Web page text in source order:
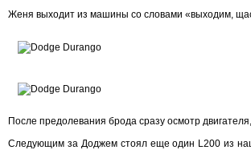
Женя выходит из машины со словами «выходим,
После предолевания брода сразу осмотр
Следующим за Доджем стоял еще один L200 из